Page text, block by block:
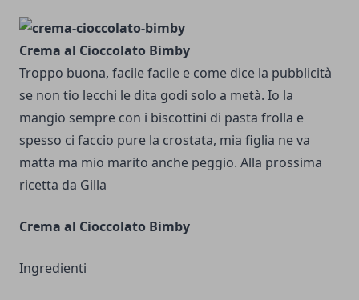
Crema al Cioccolato Bimby
Troppo buona, facile facile e come dice la pubblicità
se non tio lecchi le dita godi solo a metà. Io la
mangio sempre con i biscottini di pasta frolla e
spesso ci faccio pure la crostata, mia figlia ne va
matta ma mio marito anche peggio. Alla prossima
ricetta da Gilla
Crema al Cioccolato Bimby
Ingredienti